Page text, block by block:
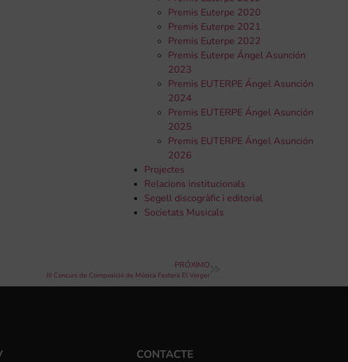
Premis Euterpe 2020
Premis Euterpe 2021
Premis Euterpe 2022
Premis Euterpe Ángel Asunción
2023
Premis EUTERPE Ángel Asunción
2024
Premis EUTERPE Ángel Asunción
2025
Premis EUTERPE Ángel Asunción
2026
Projectes
Relacions institucionals
Segell discogràfic i editorial
Societats Musicals
PRÓXIMO
III Concurs de Composició de Música Festera El Verger
CONTACTE